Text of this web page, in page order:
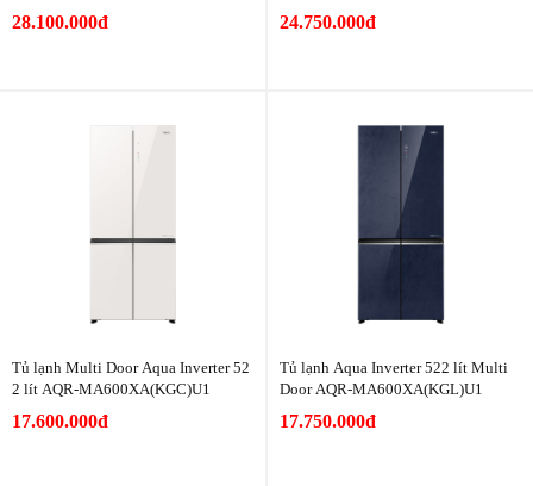
28.100.000đ 24.750.000đ
Tủ lạnh Multi Door Aqua Inverter 52
2 lít AQR-MA600XA(KGC)U1
17.600.000đ
Tủ lạnh Aqua Inverter 522 lít Multi
Door AQR-MA600XA(KGL)U1
17.750.000đ